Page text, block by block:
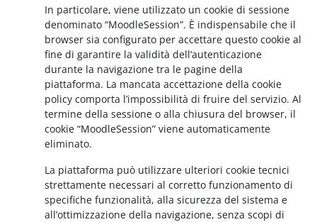
In particolare, viene utilizzato un cookie di sessione
denominato “MoodleSession”. È indispensabile che il
browser sia configurato per accettare questo cookie al
fine di garantire la validità dell’autenticazione
durante la navigazione tra le pagine della
piattaforma. La mancata accettazione della cookie
policy comporta l’impossibilità di fruire del servizio. Al
termine della sessione o alla chiusura del browser, il
cookie “MoodleSession” viene automaticamente
eliminato.
La piattaforma può utilizzare ulteriori cookie tecnici
strettamente necessari al corretto funzionamento di
specifiche funzionalità, alla sicurezza del sistema e
all’ottimizzazione della navigazione, senza scopi di